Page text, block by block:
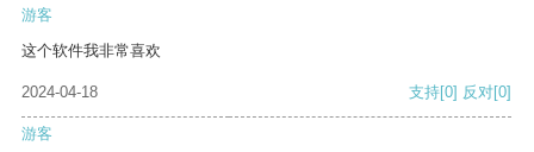
游客
这个软件我非常喜欢
2024-04-18 支持[0] 反对[0]
游客